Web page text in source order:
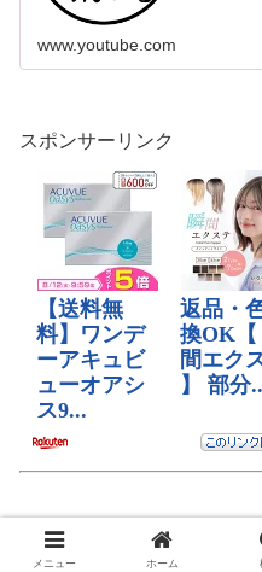
www.youtube.com
スポンサーリンク
メニュー ホーム